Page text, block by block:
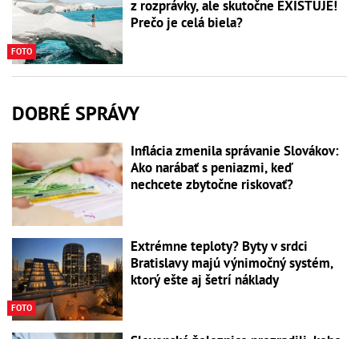
FOTO
z rozprávky, ale skutočne EXISTUJE!
Prečo je celá biela?
DOBRÉ SPRÁVY
Inflácia zmenila správanie Slovákov:
Ako narábať s peniazmi, keď
nechcete zbytočne riskovať?
FOTO
Extrémne teploty? Byty v srdci
Bratislavy majú výnimočný systém,
ktorý ešte aj šetrí náklady